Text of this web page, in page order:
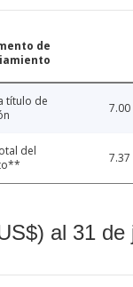
de
título de
7.00
del
7.37
al 31 de